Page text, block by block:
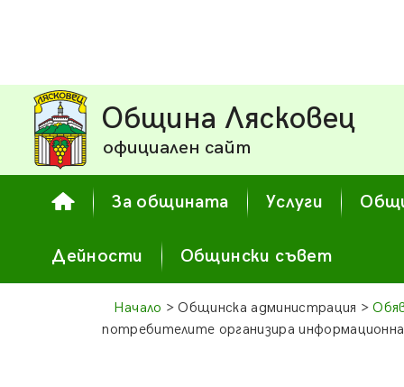
Община Лясковец
официален сайт
За общината Услуги
Дейности Общински съвет
Начало > Общинска администрация >
потребителите организира